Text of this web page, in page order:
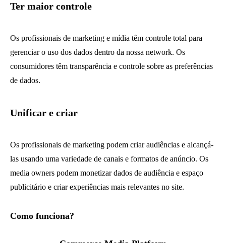
Ter maior controle
Os profissionais de marketing e mídia têm controle total para
gerenciar o uso dos dados dentro da nossa network. Os
consumidores têm transparência e controle sobre as preferências
de dados. ​
Unificar e criar
Os profissionais de marketing podem criar audiências e alcançá-
las usando uma variedade de canais e formatos de anúncio. Os
media owners podem monetizar dados de audiência e espaço
publicitário e criar experiências mais relevantes no site.
Como funciona?